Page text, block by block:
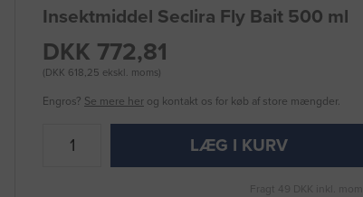
Insektmiddel Seclira Fly Bait 500 ml
DKK 772,81
(DKK 618,25 ekskl. moms)
Engros? Se mere her og kontakt os for køb af store mængder.
LÆG I KURV
Fragt 49 DKK inkl. moms